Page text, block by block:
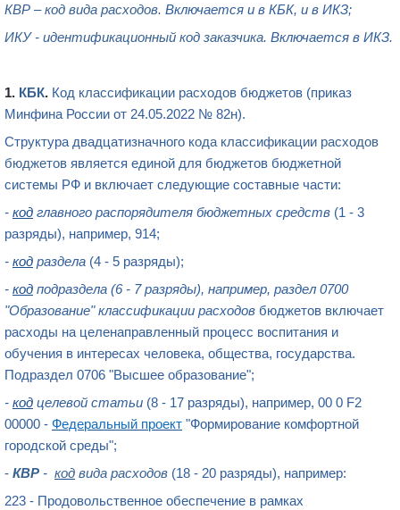
КВР –код вида расходов. Включается и в КБК, и в ИКЗ;
ИКУ - идентификационный код заказчика. Включается в ИКЗ.
1. КБК. Код классификации расходов бюджетов (приказ
Минфина России от 24.05.2022 № 82н).
Структура двадцатизначного кода классификации расходов
бюджетов является единой для бюджетов бюджетной
системы РФ и включает следующие составные части:
- код главного распорядителя бюджетных средств (1 - 3
разряды), например, 914;
- код раздела (4 - 5 разряды);
- код подраздела (6 - 7 разряды), например, раздел 0700
"Образование" классификации расходов бюджетов включает
расходы на целенаправленный процесс воспитания и
обучения в интересах человека, общества, государства.
Подраздел 0706 "Высшее образование";
- код целевой статьи (8 - 17 разряды), например, 00 0 F2
00000 - Федеральный проект "Формирование комфортной
городской среды";
- КВР - код вида расходов (18 - 20 разряды), например:
223 - Продовольственное обеспечение в рамках